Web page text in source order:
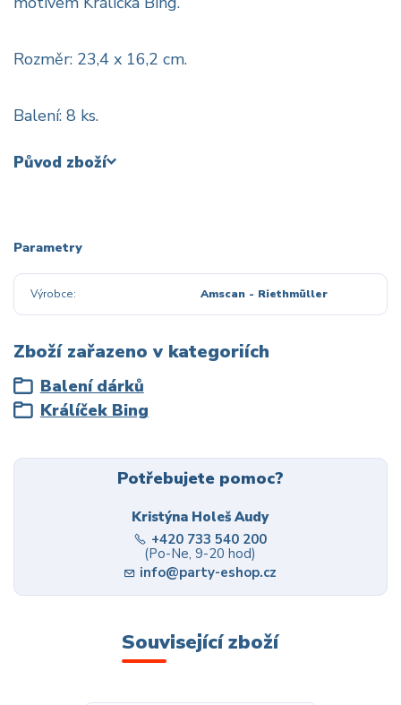
Rozměr: 23,4 x 16,2 cm.
Balení: 8 ks.
Původ zboží
Parametry
Výrobce Amscan - Riethmüller
Zboží zařazeno v kategoriích
Balení dárků
Králíček Bing
Potřebujete pomoc?
Kristýna Holeš Audy
+420 733 540 200
(Po-Ne, 9-20 hod)
info@party-eshop.cz
Související zboží